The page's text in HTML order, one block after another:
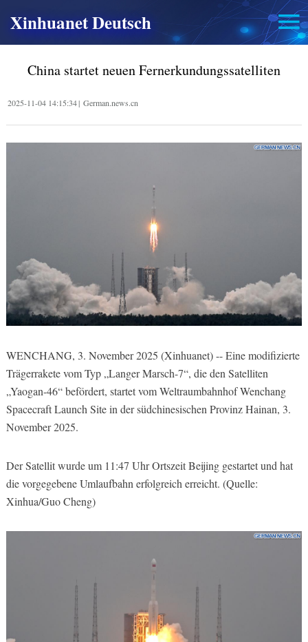
Xinhuanet Deutsch
China startet neuen Fernerkundungssatelliten
2025-11-04 14:15:34| German.news.cn
WENCHANG, 3. November 2025 (Xinhuanet) -- Eine modifizierte
Trägerrakete vom Typ „Langer Marsch-7“, die den Satelliten
„Yaogan-46“ befördert, startet vom Weltraumbahnhof Wenchang
Spacecraft Launch Site in der südchinesischen Provinz Hainan, 3.
November 2025.
Der Satellit wurde um 11:47 Uhr Ortszeit Beijing gestartet und hat
die vorgegebene Umlaufbahn erfolgreich erreicht. (Quelle:
Xinhua/Guo Cheng)